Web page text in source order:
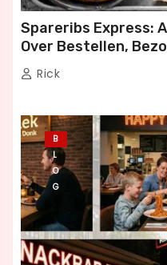
Spareribs Express:
Over Bestellen,
Rick
B
L
O
G